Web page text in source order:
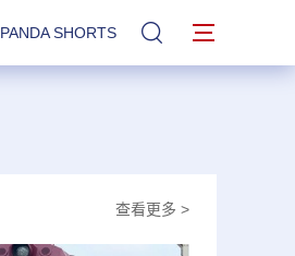
PANDA SHORTS 站內搜索
查看更多 >